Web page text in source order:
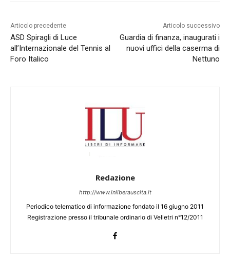
Articolo precedente
ASD Spiragli di Luce
all’Internazionale del Tennis al
Foro Italico
Articolo successivo
Guardia di finanza, inaugurati i
nuovi uffici della caserma di
Nettuno
Redazione
http://www.inliberauscita.it
Periodico telematico di informazione fondato il 16 giugno 2011
Registrazione presso il tribunale ordinario di Velletri n°12/2011